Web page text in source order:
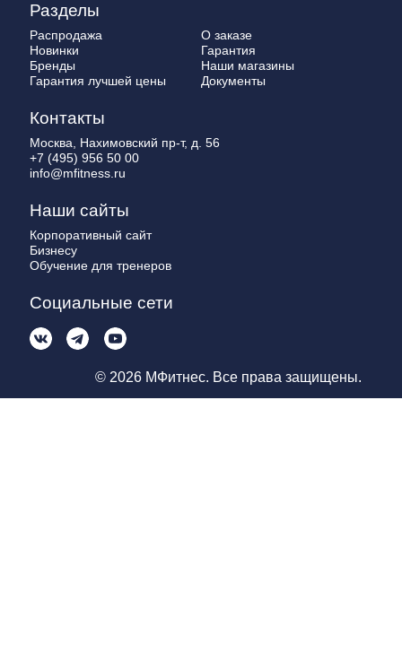
Разделы
Распродажа
Новинки
Бренды
Гарантия лучшей цены
О заказе
Гарантия
Наши магазины
Документы
Контакты
Москва, Нахимовский пр-т, д. 56
+7 (495) 956 50 00
info@mfitness.ru
Наши сайты
Корпоративный сайт
Бизнесу
Обучение для тренеров
Социальные сети
© 2026 МФитнес. Все права защищены.